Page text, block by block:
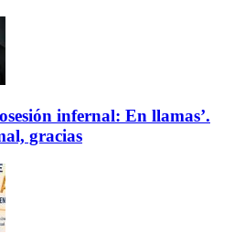
infernal: En llamas’.
gracias